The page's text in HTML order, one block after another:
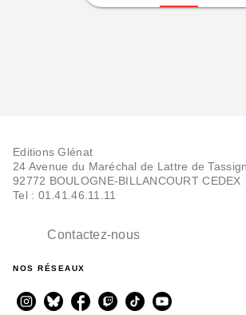
Editions Glénat
24 Avenue du Maréchal de Lattre de
92772 BOULOGNE-BILLANCOURT CEDEX
Tel : 01.41.46.11.11
Contactez-nous
NOS RÉSEAUX